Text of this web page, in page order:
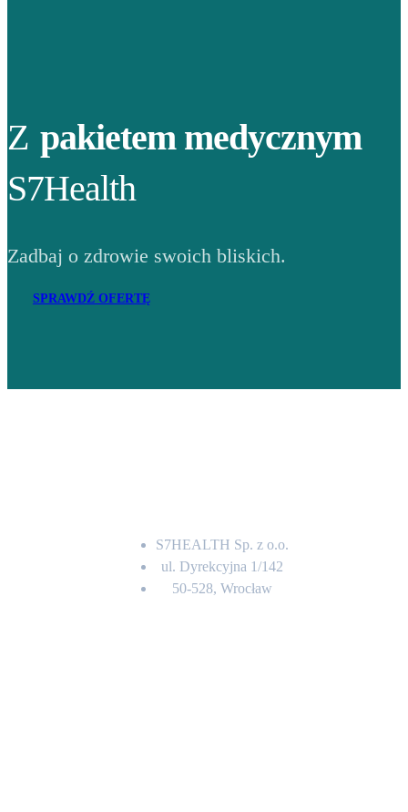
Z pakietem medycznym
S7Health
Zadbaj o zdrowie swoich bliskich.
SPRAWDŹ OFERTĘ
S7HEALTH Sp. z o.o.
ul. Dyrekcyjna 1/142
50-528, Wrocław